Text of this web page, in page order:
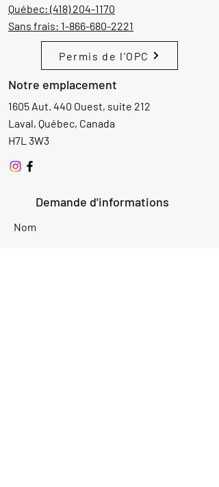
Québec: (418) 204-1170
Sans frais: 1-866-680-2221
Permis de l'OPC
Notre emplacement
1605 Aut. 440 Ouest, suite 212
Laval, Québec, Canada
H7L 3W3
Demande d'informations
Nom